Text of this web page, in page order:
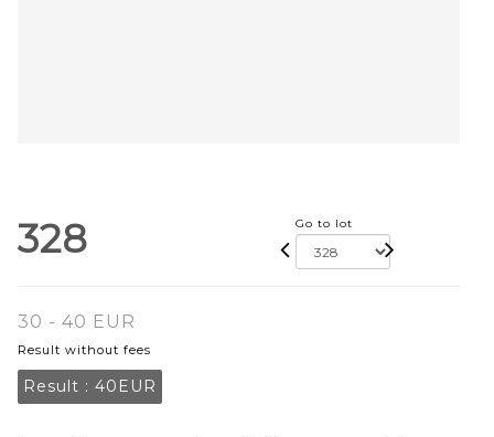
328 Go to lot
30 - 40 EUR
Result without fees
Result : 40EUR